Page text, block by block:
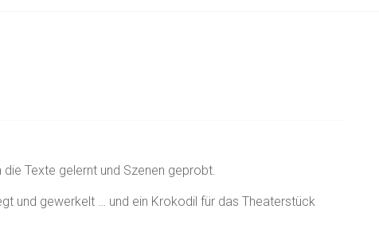
Texte gelernt und Szenen geprobt.
und gewerkelt … und ein Krokodil für das Theaterstück